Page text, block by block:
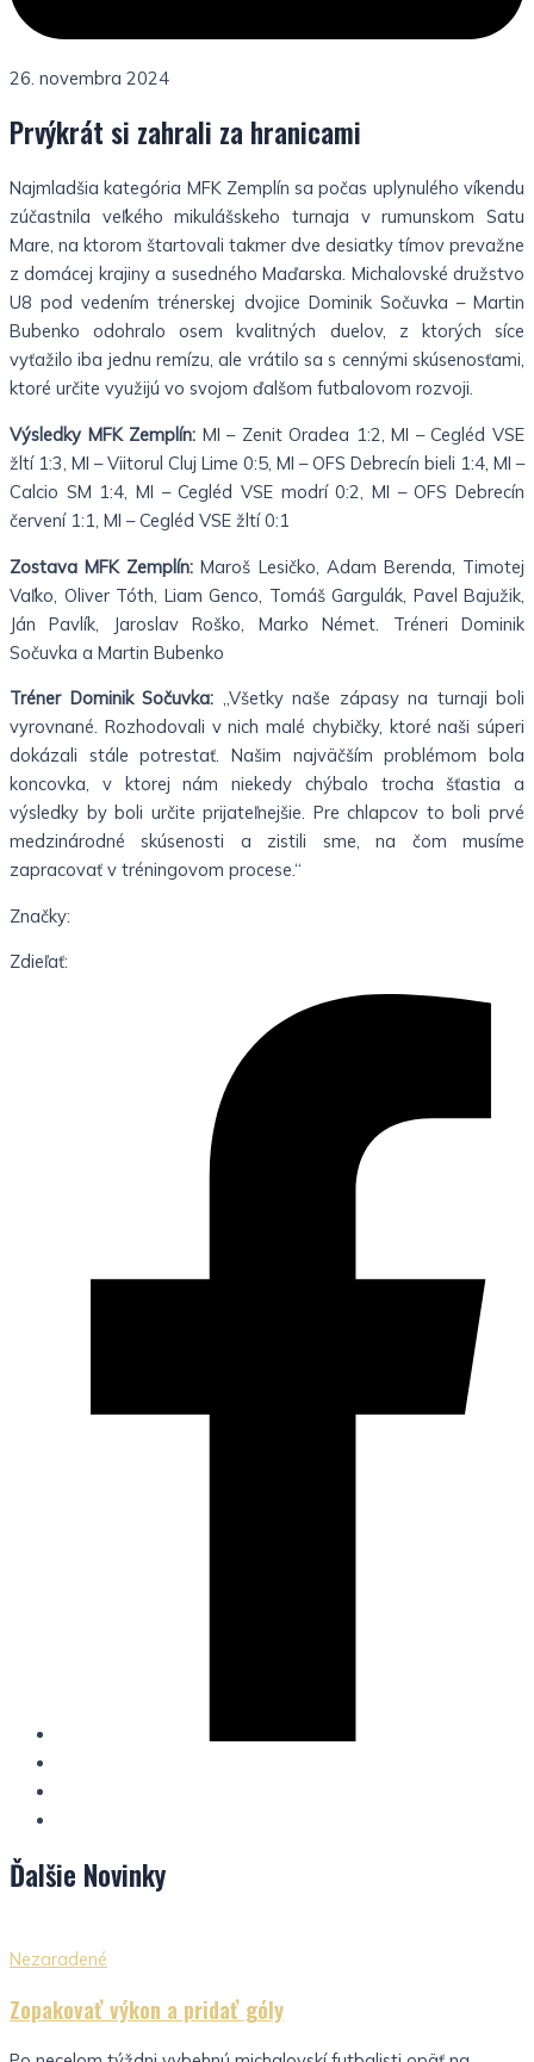
26. novembra 2024
Prvýkrát si zahrali za hranicami
Najmladšia kategória MFK Zemplín sa počas uplynulého víkendu
zúčastnila veľkého mikulášskeho turnaja v rumunskom Satu
Mare, na ktorom štartovali takmer dve desiatky tímov prevažne
z domácej krajiny a susedného Maďarska. Michalovské družstvo
U8 pod vedením trénerskej dvojice Dominik Sočuvka – Martin
Bubenko odohralo osem kvalitných duelov, z ktorých síce
vyťažilo iba jednu remízu, ale vrátilo sa s cennými skúsenosťami,
ktoré určite využijú vo svojom ďalšom futbalovom rozvoji.
Výsledky MFK Zemplín: MI – Zenit Oradea 1:2, MI – Cegléd VSE
žltí 1:3, MI – Viitorul Cluj Lime 0:5, MI – OFS Debrecín bieli 1:4, MI –
Calcio SM 1:4, MI – Cegléd VSE modrí 0:2, MI – OFS Debrecín
červení 1:1, MI – Cegléd VSE žltí 0:1
Zostava MFK Zemplín: Maroš Lesičko, Adam Berenda, Timotej
Vaľko, Oliver Tóth, Liam Genco, Tomáš Gargulák, Pavel Bajužik,
Ján Pavlík, Jaroslav Roško, Marko Német. Tréneri Dominik
Sočuvka a Martin Bubenko
Tréner Dominik Sočuvka: „Všetky naše zápasy na turnaji boli
vyrovnané. Rozhodovali v nich malé chybičky, ktoré naši súperi
dokázali stále potrestať. Našim najväčším problémom bola
koncovka, v ktorej nám niekedy chýbalo trocha šťastia a
výsledky by boli určite prijateľnejšie. Pre chlapcov to boli prvé
medzinárodné skúsenosti a zistili sme, na čom musíme
zapracovať v tréningovom procese.“
Značky:
Zdieľať:
Ďalšie Novinky
Nezaradené
Zopakovať výkon a pridať góly